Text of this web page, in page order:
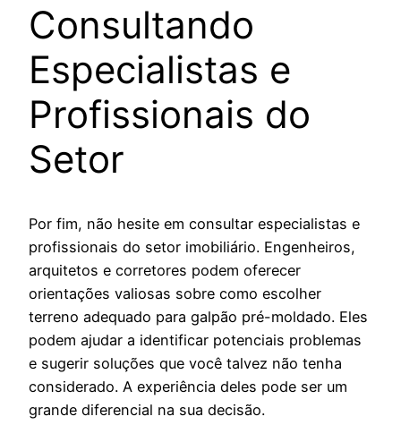
Consultando
Especialistas e
Profissionais do
Setor
Por fim, não hesite em consultar especialistas e
profissionais do setor imobiliário. Engenheiros,
arquitetos e corretores podem oferecer
orientações valiosas sobre como escolher
terreno adequado para galpão pré-moldado. Eles
podem ajudar a identificar potenciais problemas
e sugerir soluções que você talvez não tenha
considerado. A experiência deles pode ser um
grande diferencial na sua decisão.